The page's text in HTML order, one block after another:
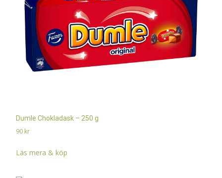
Dumle Chokladask – 250 g
90 kr
Läs mera & köp